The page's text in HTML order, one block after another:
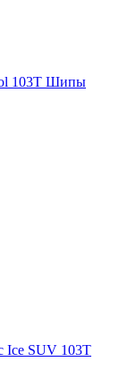
103T Шипы
Ice SUV 103T